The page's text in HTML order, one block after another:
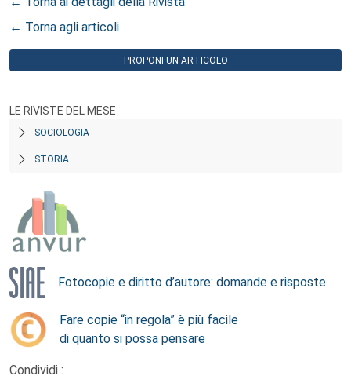
← Torna agli articoli
PROPONI UN ARTICOLO
LE RIVISTE DEL MESE
SOCIOLOGIA
STORIA
Fotocopie e diritto d’autore: domande e risposte
Fare copie “in regola” è più facile
di quanto si possa pensare
Condividi :